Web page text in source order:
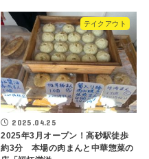
テイクアウト
2025.04.25
2025年3月オープン！高砂駅徒歩
約3分 本場の肉まんと中華惣菜の